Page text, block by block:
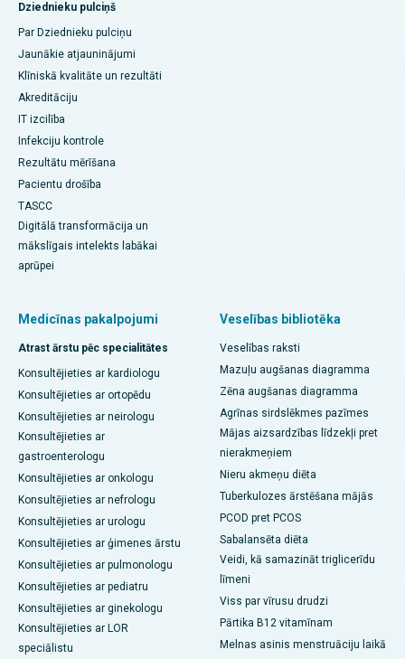
Dziednieku pulciņš
Par Dziednieku pulciņu
Jaunākie atjauninājumi
Klīniskā kvalitāte un rezultāti
Akreditāciju
IT izcilība
Infekciju kontrole
Rezultātu mērīšana
Pacientu drošība
TASCC
Digitālā transformācija un
mākslīgais intelekts labākai
aprūpei
Medicīnas pakalpojumi
Atrast ārstu pēc specialitātes
Konsultējieties ar kardiologu
Konsultējieties ar ortopēdu
Konsultējieties ar neirologu
Konsultējieties ar
gastroenterologu
Konsultējieties ar onkologu
Konsultējieties ar nefrologu
Konsultējieties ar urologu
Konsultējieties ar ģimenes ārstu
Konsultējieties ar pulmonologu
Konsultējieties ar pediatru
Konsultējieties ar ginekologu
Konsultējieties ar LOR
speciālistu
Veselības bibliotēka
Veselības raksti
Mazuļu augšanas diagramma
Zēna augšanas diagramma
Agrīnas sirdslēkmes pazīmes
Mājas aizsardzības līdzekļi pret
nierakmeņiem
Nieru akmeņu diēta
Tuberkulozes ārstēšana mājās
PCOD pret PCOS
Sabalansēta diēta
Veidi, kā samazināt triglicerīdu
līmeni
Viss par vīrusu drudzi
Pārtika B12 vitamīnam
Melnas asinis menstruāciju laikā